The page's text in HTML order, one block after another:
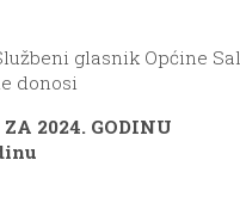
glasnik Općine
donosi
2024. GODINU